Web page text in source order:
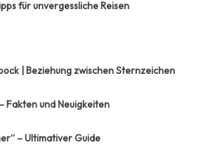
für unvergessliche Reisen
| Beziehung zwischen Sternzeichen
Fakten und Neuigkeiten
– Ultimativer Guide